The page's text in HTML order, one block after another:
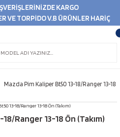
KARGO
VE TORPİDO V.B ÜRÜNLER HARİÇ
Mazda Pim Kaliper Bt50 13-18/Ranger 13-18
Ranger 13-18 Ön (Takım)